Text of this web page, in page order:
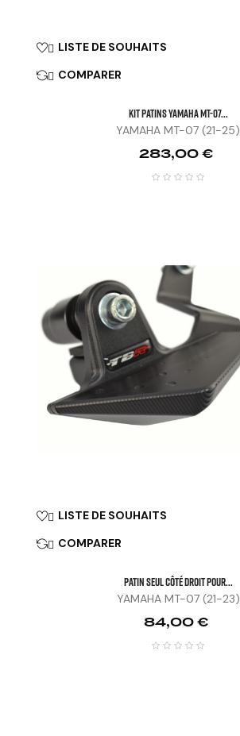
 LISTE DE SOUHAITS
 COMPARER
KIT PATINS YAMAHA MT-07...
YAMAHA MT-07 (21-25)
Prix
283,00 €
 LISTE DE SOUHAITS
 COMPARER
Patin Seul Côté Droit Pour...
YAMAHA MT-07 (21-23)
Prix
84,00 €